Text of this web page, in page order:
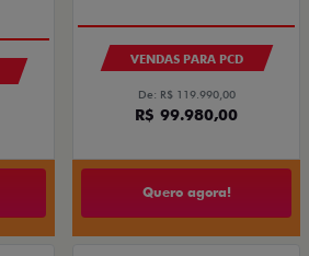
VENDAS PARA PCD
De: R$ 119.990,00
R$ 99.980,00
Quero agora!